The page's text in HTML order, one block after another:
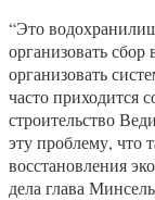
“Это
организовать
организовать
часто приходится
строительство
эту проблему, что
восстановления
дела глава